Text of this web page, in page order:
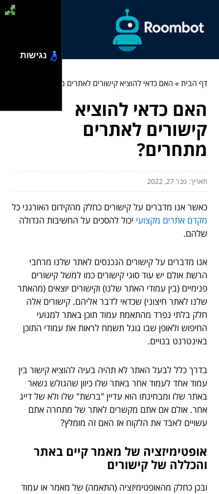
דף הבית» האם כדאי להוציא קישורים לאתרים מתחרים?
האם כדאי להוציא
קישורים לאתרים
מתחרים?
תאריך: פבר 27, 2022
כאשר אנו מדברים על קישורים כחלק מהקידום האורגני כל
מקדם אתרים מקצועי יכול להסכים על החשיבות הגדולה
שלהם.
אנו מדברים על קישורים הנכנסים לאתר שלנו מרחבי
הרשת אולם יש עוד סוגי קישורים כמו למשל קישורים
פנימיים (בין עמודי האתר שלנו) וקישורים יוצאים (מהאתר
שלנו לאתר חיצוני) שכדאי לדבר אליהם. קישורים אלה
חלק בלתי נפרד מהתאמת עמוד תוכן באתר למנועי
החיפוש ולאופן שבו גוגל תשמח לראות את עמודי התוכן
באינטרנט בנויים.
בדרך כלל לבעל האתר לא תהיה בעיה להוציא קישור בין
עמוד אחד לעמוד אחר באתר שלו כיוון שהגולש נשאר
באתר שלו ומבחינתו הוא עדיין "ברשת" שלו ולא של דייג
אחר. אולם אם אתם מקשרים לאתר של מתחרה אתם
עשויים לאבד את הלקוח אז האם זה מומלץ?
אופטימיזציה של מאמר קיים באתר
והכללה של קישורים
ובכן כחלק מהאופטימיזציה (התאמה) של מאמר או עמוד
נגישות